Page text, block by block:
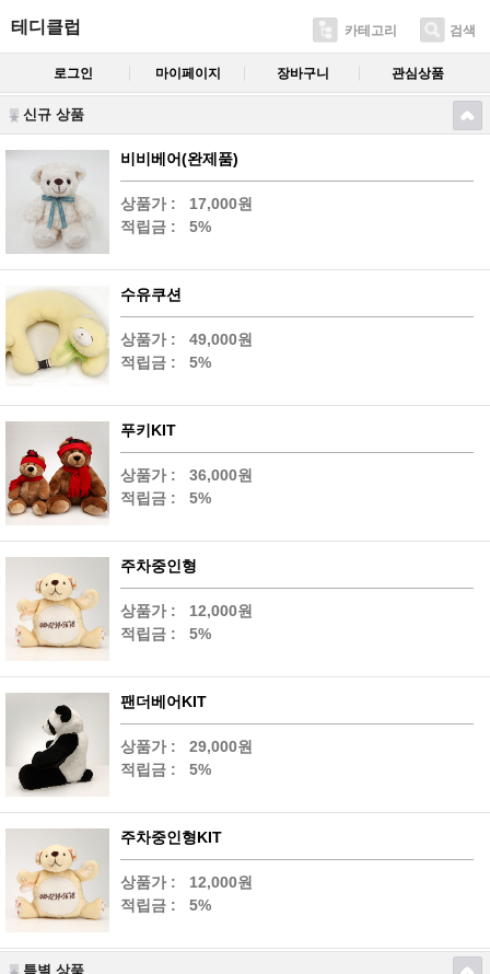
테디클럽 카테고리 검색
로그인 마이페이지 장바구니 관심상품
신규 상품
비비베어(완제품)
상품가 :
17,000원
적립금 :
5%
수유쿠션
상품가 :
49,000원
적립금 :
5%
푸키KIT
상품가 :
36,000원
적립금 :
5%
주차중인형
상품가 :
12,000원
적립금 :
5%
팬더베어KIT
상품가 :
29,000원
적립금 :
5%
주차중인형KIT
상품가 :
12,000원
적립금 :
5%
특별 상품